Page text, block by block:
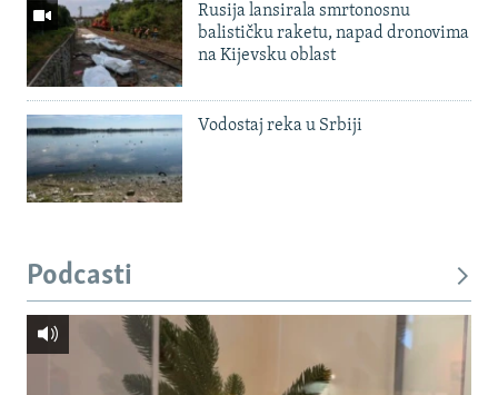
Rusija lansirala smrtonosnu
balističku raketu, napad dronovima
na Kijevsku oblast
Vodostaj reka u Srbiji
Podcasti